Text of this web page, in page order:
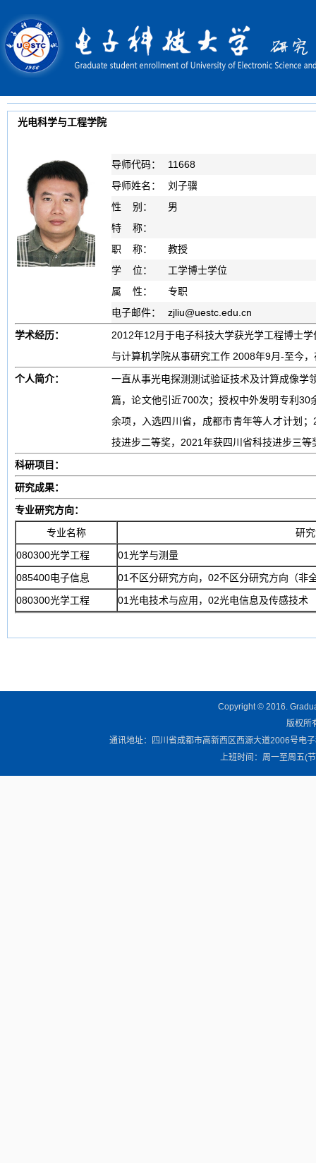
光电科学与工程学院
导师代码：
11668
导师姓名：
刘子骥
性 别：
男
特 称：
职 称：
教授
学 位：
工学博士学位
属 性：
专职
电子邮件：
zjliu@uestc.edu.cn
学术经历：
2012年12月于电子科技大学获光学工程博士
与计算机学院从事研究工作 2008年9月-至今
个人简介：
一直从事光电探测测试验证技术及计算成像学
篇，论文他引近700次；授权中外发明专利
余项，入选四川省，成都市青年等人才计划
技进步二等奖，2021年获四川省科技进步三等
科研项目：
研究成果：
专业研究方向：
专业名称
研
080300光学工程
01光学与测量
085400电子信息
01不区分研究方向，02不区分研究方向（非
080300光学工程
01光电技术与应用，02光电信息及传感技术
Copyright © 2016.
版权所
通讯地址：四川省成都市高新西区西源大道2006号电
上班时间：周一至周五(